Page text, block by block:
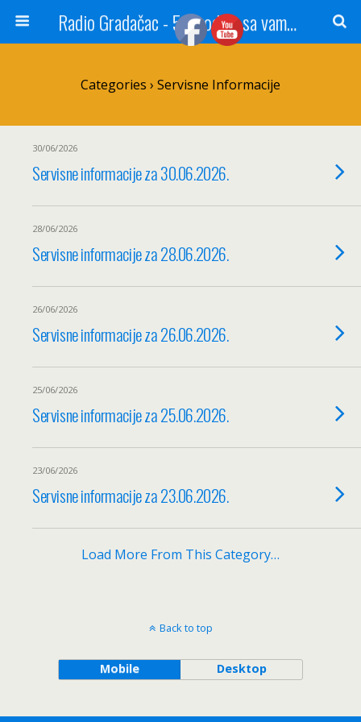
Radio Gradačac - 56 godina sa vama...
Categories › Servisne Informacije
30/06/2026
Servisne informacije za 30.06.2026.
28/06/2026
Servisne informacije za 28.06.2026.
26/06/2026
Servisne informacije za 26.06.2026.
25/06/2026
Servisne informacije za 25.06.2026.
23/06/2026
Servisne informacije za 23.06.2026.
Load More From This Category…
Back to top
Mobile Desktop